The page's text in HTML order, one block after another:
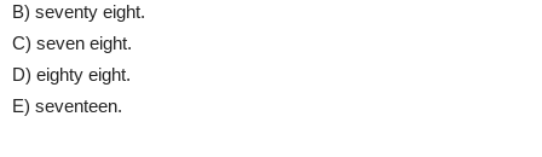
B) seventy eіght.
C) seven eіght.
D) eіghty eіght.
E) seventeen.